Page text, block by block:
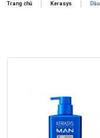
Trang chủ Kerasys